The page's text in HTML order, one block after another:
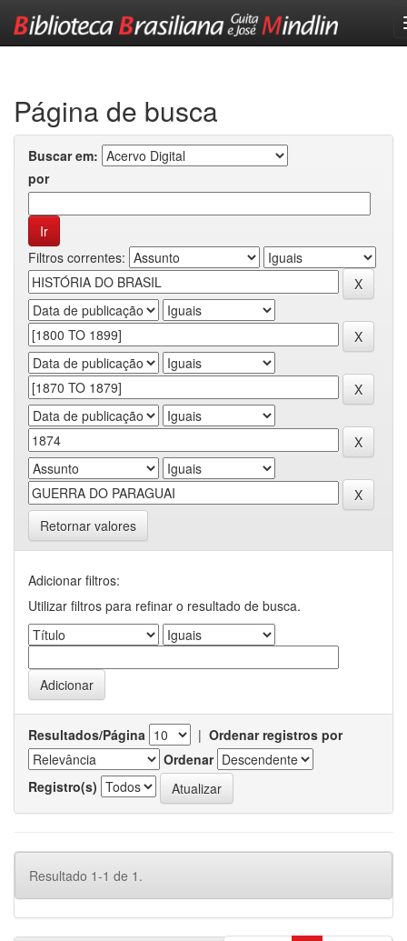
Página de busca
Buscar em:
por
Filtros correntes:
Retornar valores
Adicionar filtros:
Utilizar filtros para refinar o resultado de busca.
Resultados/Página | Ordenar registros por
Ordenar
Registro(s)
Resultado 1-1 de 1.